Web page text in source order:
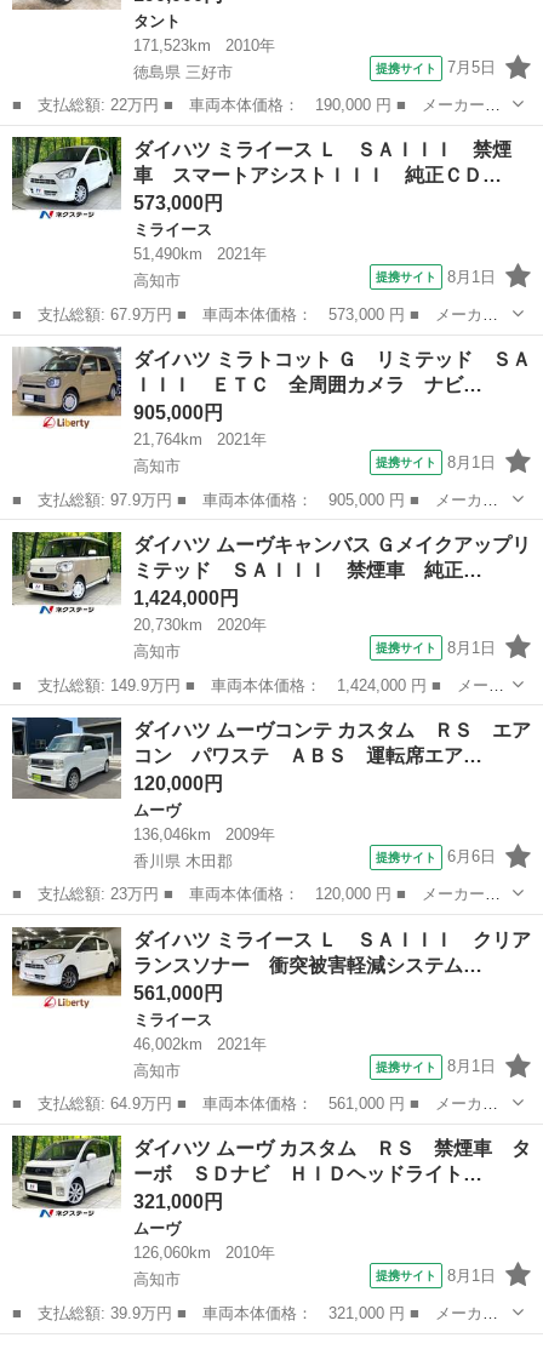
タント
171,523km
2010年
徳島県 三好市
提携サイト 7月5日
■ 支払総額: 22万円 ■ 車両本体価格： 190,000 円 ■ メーカー
名： ダイハツ ■ 車種名： タント ■ グレード名： カスタムＸ
リミテッド フルセグＴＶ、パワースライドドア、キーレス、オート
エアコン、ＨＩＤ...
徳島 三好市 タント
ダイハツ ミライース Ｌ ＳＡＩＩＩ 禁煙
車 スマートアシストＩＩＩ 純正ＣＤ…
573,000円
ミライース
51,490km
2021年
高知市
提携サイト 8月1日
■ 支払総額: 67.9万円 ■ 車両本体価格： 573,000 円 ■ メーカー
名： ダイハツ ■ 車種名： ミライース ■ グレード名： Ｌ Ｓ
ＡＩＩＩ 禁煙車 スマートアシストＩＩＩ 純正ＣＤオーディオ
クリアランス...
高知 高知市 ミライース
ダイハツ ミラトコット Ｇ リミテッド ＳＡ
ＩＩＩ ＥＴＣ 全周囲カメラ ナビ…
905,000円
21,764km
2021年
高知市
提携サイト 8月1日
■ 支払総額: 97.9万円 ■ 車両本体価格： 905,000 円 ■ メーカー
名： ダイハツ ■ 車種名： ミラトコット ■ グレード名： Ｇ
リミテッド ＳＡＩＩＩ ＥＴＣ 全周囲カメラ ナビ クリアラン
スソナー 衝...
高知 高知市 ダイハツ
ダイハツ ムーヴキャンバス Ｇメイクアップリ
ミテッド ＳＡＩＩＩ 禁煙車 純正…
1,424,000円
20,730km
2020年
高知市
提携サイト 8月1日
■ 支払総額: 149.9万円 ■ 車両本体価格： 1,424,000 円 ■ メーカ
ー名： ダイハツ ■ 車種名： ムーヴキャンバス ■ グレード
名： Ｇメイクアップリミテッド ＳＡＩＩＩ 禁煙車 純正ナビ
全周囲カメラ...
高知 高知市 ダイハツ
ダイハツ ムーヴコンテ カスタム ＲＳ エア
コン パワステ ＡＢＳ 運転席エア…
120,000円
ムーヴ
136,046km
2009年
香川県 木田郡
提携サイト 6月6日
■ 支払総額: 23万円 ■ 車両本体価格： 120,000 円 ■ メーカー
名： ダイハツ ■ 車種名： ムーヴコンテ ■ グレード名： カス
タム ＲＳ エアコン パワステ ＡＢＳ 運転席エアバッグ 助手
席エアバッグ 盗...
香川 木田郡 ムーヴ
ダイハツ ミライース Ｌ ＳＡＩＩＩ クリア
ランスソナー 衝突被害軽減システム…
561,000円
ミライース
46,002km
2021年
高知市
提携サイト 8月1日
■ 支払総額: 64.9万円 ■ 車両本体価格： 561,000 円 ■ メーカー
名： ダイハツ ■ 車種名： ミライース ■ グレード名： Ｌ Ｓ
ＡＩＩＩ クリアランスソナー 衝突被害軽減システム オートマチ
ックハイビー...
高知 高知市 ミライース
ダイハツ ムーヴ カスタム ＲＳ 禁煙車 タ
ーボ ＳＤナビ ＨＩＤヘッドライト…
321,000円
ムーヴ
126,060km
2010年
高知市
提携サイト 8月1日
■ 支払総額: 39.9万円 ■ 車両本体価格： 321,000 円 ■ メーカー
名： ダイハツ ■ 車種名： ムーヴ ■ グレード名： カスタム